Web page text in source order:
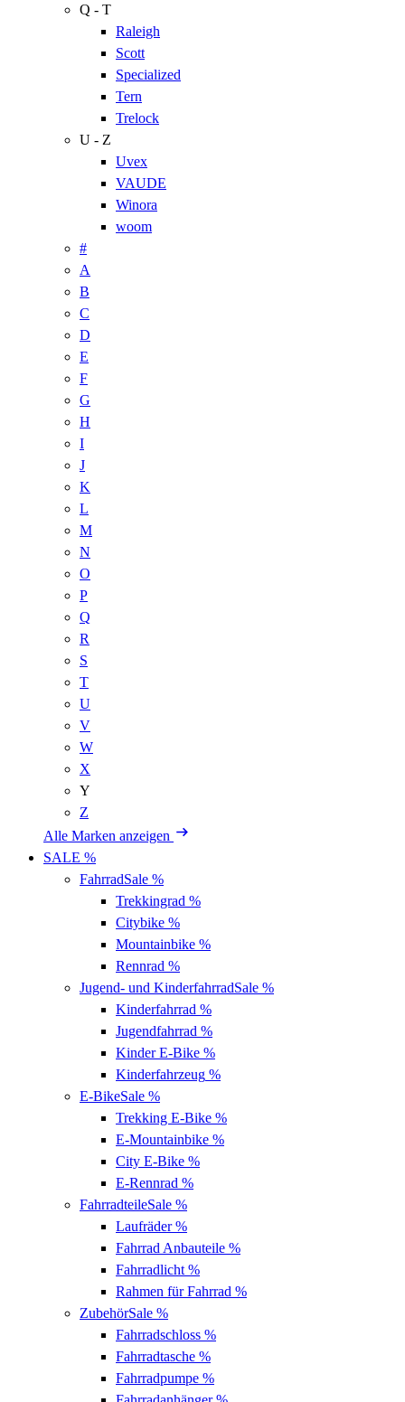
Q - T
Raleigh
Scott
Specialized
Tern
Trelock
U - Z
Uvex
VAUDE
Winora
woom
#
A
B
C
D
E
F
G
H
I
J
K
L
M
N
O
P
Q
R
S
T
U
V
W
X
Y
Z
Alle Marken anzeigen
SALE %
FahrradSale %
Trekkingrad %
Citybike %
Mountainbike %
Rennrad %
Jugend- und KinderfahrradSale %
Kinderfahrrad %
Jugendfahrrad %
Kinder E-Bike %
Kinderfahrzeug %
E-BikeSale %
Trekking E-Bike %
E-Mountainbike %
City E-Bike %
E-Rennrad %
FahrradteileSale %
Laufräder%
Fahrrad Anbauteile %
Fahrradlicht %
Rahmen für Fahrrad %
ZubehörSale %
Fahrradschloss %
Fahrradtasche %
Fahrradpumpe %